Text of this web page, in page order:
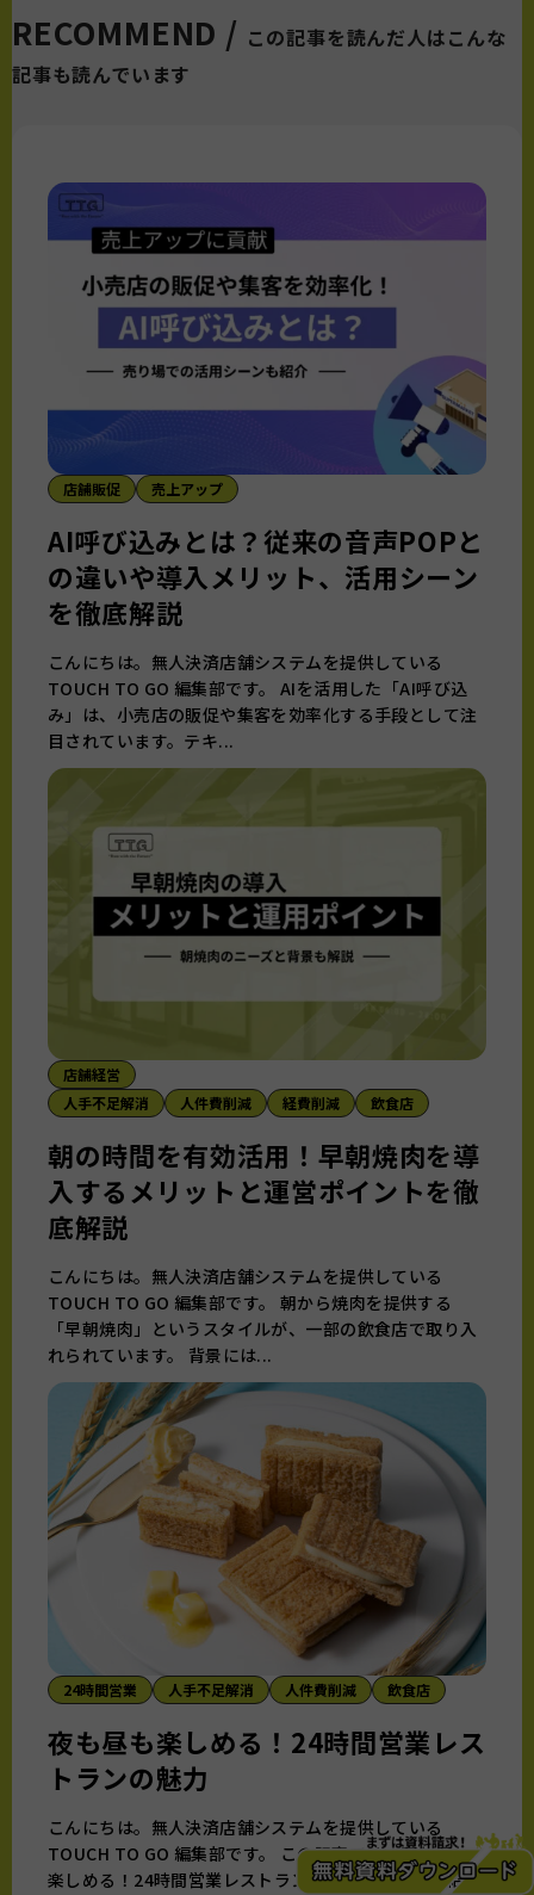
RECOMMEND / この記事を読んだ人はこんな
記事も読んでいます
店舗販促 売上アップ
AI呼び込みとは？従来の音声POPと
の違いや導入メリット、活用シーン
を徹底解説
こんにちは。無人決済店舗システムを提供している
TOUCH TO GO 編集部です。 AIを活用した「AI呼び込
み」は、小売店の販促や集客を効率化する手段として注
目されています。テキ...
店舗経営
人手不足解消
人件費削減 経費削減 飲食店
朝の時間を有効活用！早朝焼肉を導
入するメリットと運営ポイントを徹
底解説
こんにちは。無人決済店舗システムを提供している
TOUCH TO GO 編集部です。 朝から焼肉を提供する
「早朝焼肉」というスタイルが、一部の飲食店で取り入
れられています。 背景には...
24時間営業 人手不足解消 人件費削減 飲食店
夜も昼も楽しめる！24時間営業レス
トランの魅力
こんにちは。無人決済店舗システムを提供している
TOUCH TO GO 編集部です。 この記事では、夜も昼も
楽しめる！24時間営業レストランの魅力についてご紹介